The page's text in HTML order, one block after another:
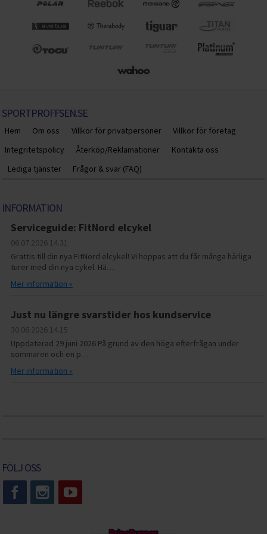
SPORTPROFFSEN.SE
Hem Om oss Villkor för privatpersoner
Villkor för företag
Integritetspolicy
Återköp/Reklamationer
Kontakta oss
Lediga tjänster
Frågor & svar (FAQ)
INFORMATION
Serviceguide: FitNord elcykel
06.07.2026 14.31
Grattis till din nya FitNord elcykel! Vi hoppas att du får många härliga
turer med din nya cykel. Hä…
Mer information »
Just nu längre svarstider hos kundservice
30.06.2026 14.15
Uppdaterad 29 juni 2026 På grund av den höga efterfrågan under
sommaren och en p…
Mer information »
FÖLJ OSS